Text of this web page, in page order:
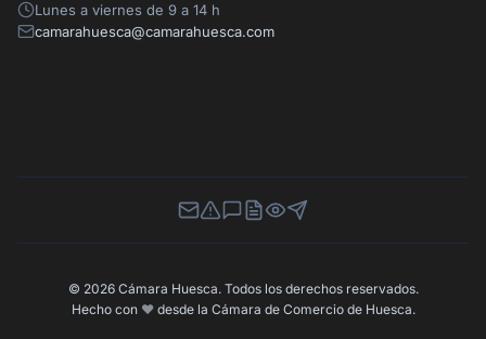
Lunes a viernes de 9 a 14 h
camarahuesca@camarahuesca.com
Newsletter
Canal de Denuncias
Buzón de Sugerencias
Perfil Contratante
Ley de Transparencia
Contacta con nosotros
© 2026 Cámara Huesca. Todos los derechos reservados.
Hecho con ❤️desde la Cámara de Comercio de Huesca.